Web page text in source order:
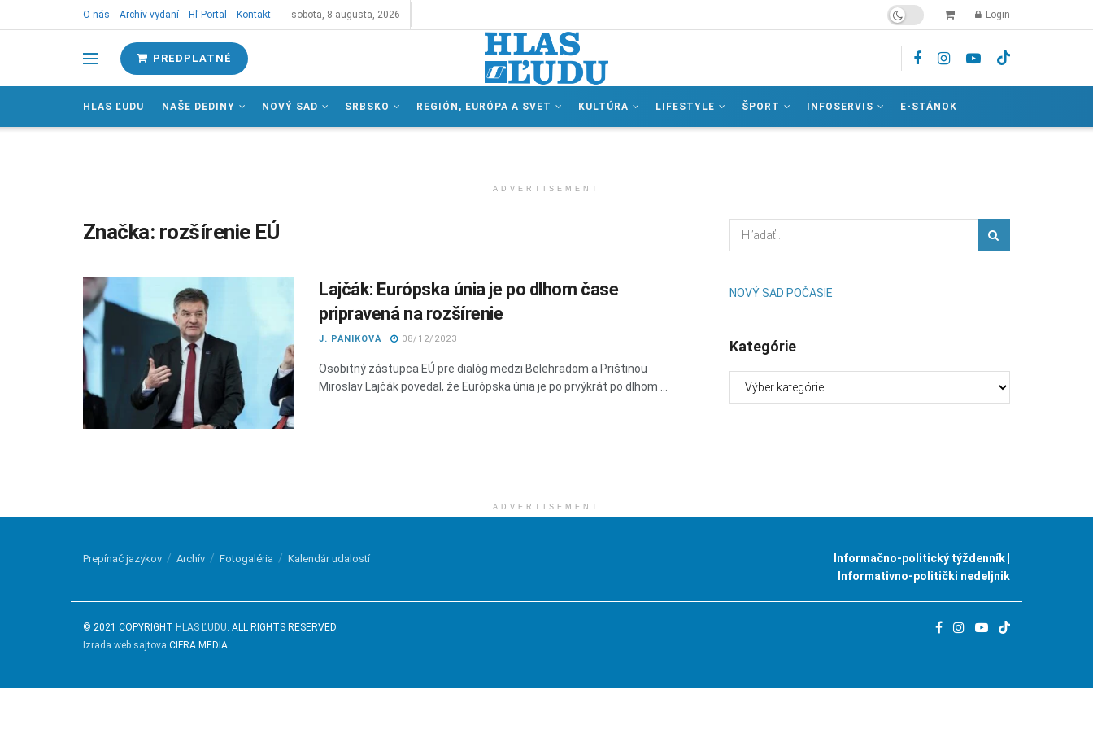
O nás Archív vydaní Hľ Portal Kontakt sobota, 8 augusta, 2026 Login
PREDPLATNÉ
HLAS ĽUDU NAŠE DEDINY NOVÝ SAD SRBSKO REGIÓN, EURÓPA A SVET KULTÚRA LIFESTYLE ŠPORT INFOSERVIS E-STÁNOK
ADVERTISEMENT
Značka: rozšírenie EÚ
Lajčák: Európska únia je po dlhom čase
pripravená na rozšírenie
J. PÁNIKOVÁ 08/12/2023
Osobitný zástupca EÚ pre dialóg medzi Belehradom a Prištinou
Miroslav Lajčák povedal, že Európska únia je po prvýkrát po dlhom ...
NOVÝ SAD POČASIE
Kategórie
ADVERTISEMENT
Prepínač jazykov Archív Fotogaléria Kalendár udalostí
Informačno-politický týždenník |
Informativno-politički nedeljnik
© 2021 COPYRIGHT HLAS ĽUDU. ALL RIGHTS RESERVED.
Izrada web sajtova CIFRA MEDIA.